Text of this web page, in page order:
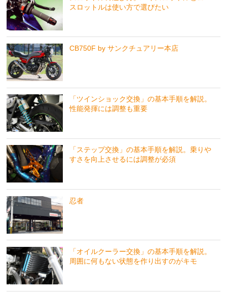
スロットルは使い方で選びたい
CB750F by サンクチュアリー本店
「ツインショック交換」の基本手順を解説。
性能発揮には調整も重要
「ステップ交換」の基本手順を解説。乗りや
すさを向上させるには調整が必須
忍者
「オイルクーラー交換」の基本手順を解説。
周囲に何もない状態を作り出すのがキモ